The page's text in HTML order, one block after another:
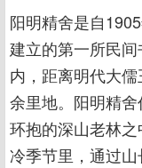
阳明精舍是自
建立的第一所民
内，距离明代大
余里地。阳明精
环抱的深山老林
冷季节里，通过